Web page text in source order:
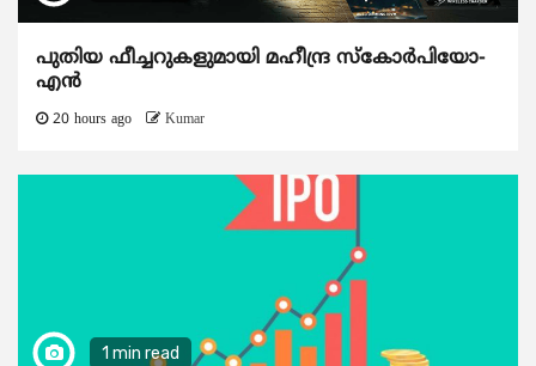
പുതിയ ഫീച്ചറുകളുമായി മഹീന്ദ്ര സ്കോർപിയോ-
എൻ
20 hours ago Kumar
1 min read